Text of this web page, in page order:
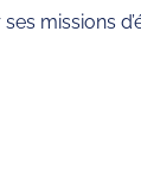
missions